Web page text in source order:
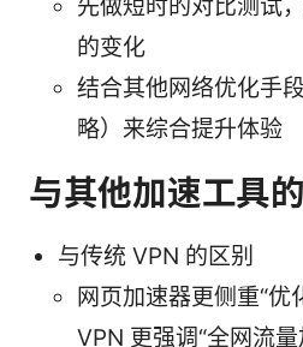
先做短时的对比测试
的变化
结合其他网络优化手
略）来综合提升体验
与其他加速工具
与传统 VPN 的区别
网页加速器更侧重“优
VPN 更强调“全网流量